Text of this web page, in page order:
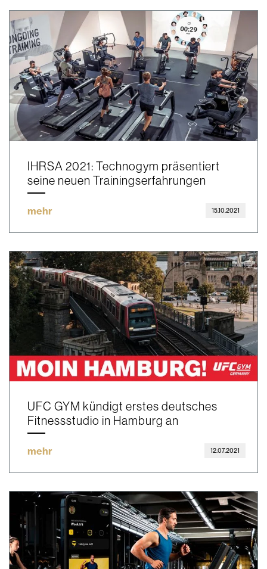
IHRSA 2021: Technogym präsentiert
seine neuen Trainingserfahrungen
mehr 15.10.2021
UFC GYM kündigt erstes deutsches
Fitnessstudio in Hamburg an
mehr 12.07.2021